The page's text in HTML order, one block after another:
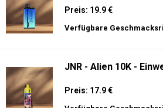
Preis: 19.9 €
Verfügbare
JNR - Alien 10K -
Preis: 17.9 €